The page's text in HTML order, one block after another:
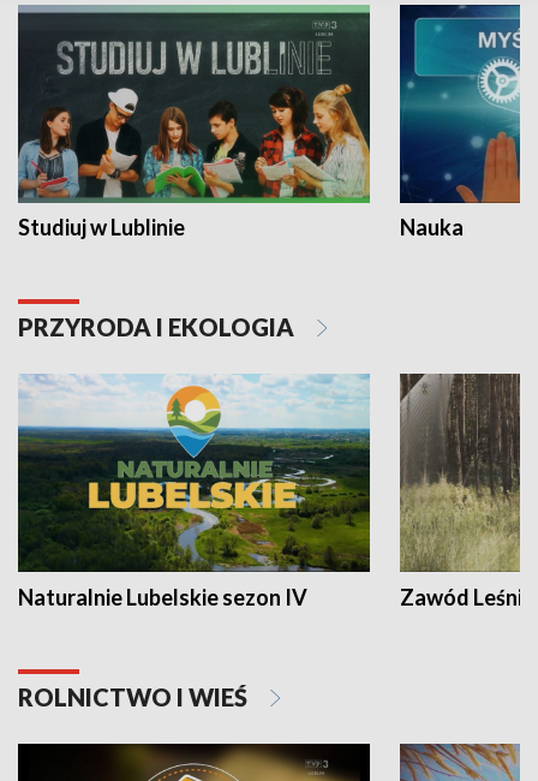
Studiuj w Lublinie Nauka
PRZYRODA I EKOLOGIA
Naturalnie Lubelskie sezon IV Zawód Leśnik
ROLNICTWO I WIEŚ